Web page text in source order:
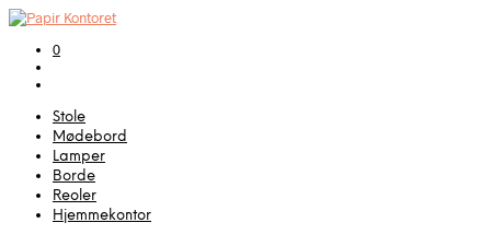
0
Stole
Mødebord
Lamper
Borde
Reoler
Hjemmekontor